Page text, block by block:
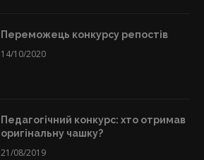
Переможець конкурсу репостів
14/10/2020
Педагогічний конкурс: хто отримав
оригінальну чашку?
21/08/2019